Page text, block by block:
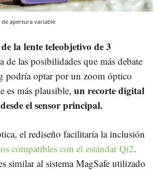
de apertura variable
la lente teleobjetivo de 3
de las posibilidades que más debate
podría optar por un zoom óptico
es más plausible, un recorte digital
el sensor principal.
el rediseño facilitaría la inclusión
compatibles con el estándar Qi2.
similar al sistema MagSafe utilizado